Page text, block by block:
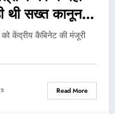
थी सख्त कानून
केंद्रीय कैबिनेट की मंजूरी
Read More